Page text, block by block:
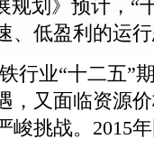
规划》预计，“
、低盈利的运
行业“十二五”
，又面临资源
峻挑战。2015